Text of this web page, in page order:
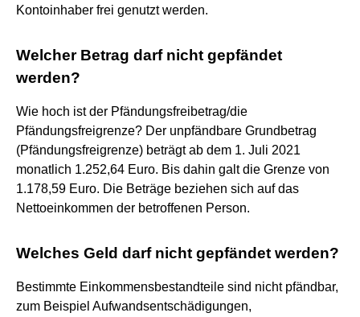
Kontoinhaber frei genutzt werden.
Welcher Betrag darf nicht gepfändet
werden?
Wie hoch ist der Pfändungsfreibetrag/die
Pfändungsfreigrenze? Der unpfändbare Grundbetrag
(Pfändungsfreigrenze) beträgt ab dem 1. Juli 2021
monatlich 1.252,64 Euro. Bis dahin galt die Grenze von
1.178,59 Euro. Die Beträge beziehen sich auf das
Nettoeinkommen der betroffenen Person.
Welches Geld darf nicht gepfändet werden?
Bestimmte Einkommensbestandteile sind nicht pfändbar,
zum Beispiel Aufwandsentschädigungen,